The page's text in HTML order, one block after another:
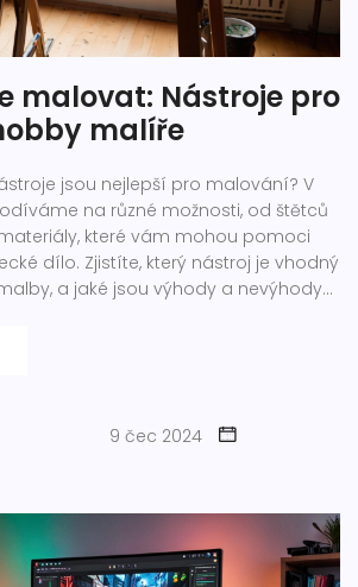
malovat: Nástroje pro
malíře
jsou nejlepší pro malování? V
na různé možnosti, od štětců
které vám mohou pomoci
dílo. Zjistíte, který nástroj je vhodný
a jaké jsou výhody a nevýhody
9 čec 2024